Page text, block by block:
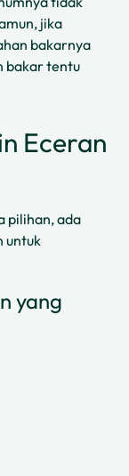
jika
bakarnya
bakar tentu
Eceran
pilihan, ada
untuk
yang